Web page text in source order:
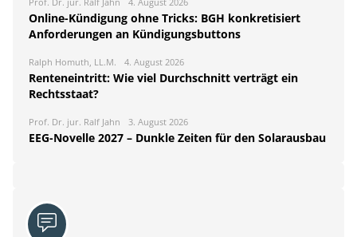
Online-Kündigung ohne Tricks: BGH konkretisiert
Anforderungen an Kündigungsbuttons
Ralph Homuth, LL.M. 4. August 2026
Renteneintritt: Wie viel Durchschnitt verträgt ein
Rechtsstaat?
Prof. Dr. jur. Ralf Jahn 3. August 2026
EEG-Novelle 2027 – Dunkle Zeiten für den Solarausbau